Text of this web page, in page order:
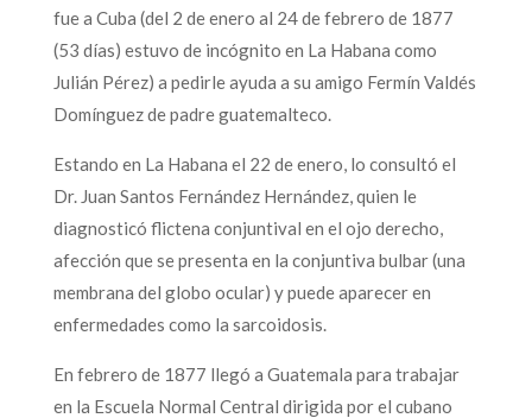
fue a Cuba (del 2 de enero al 24 de febrero de 1877
(53 días) estuvo de incógnito en La Habana como
Julián Pérez) a pedirle ayuda a su amigo Fermín Valdés
Domínguez de padre guatemalteco.
Estando en La Habana el 22 de enero, lo consultó el
Dr. Juan Santos Fernández Hernández, quien le
diagnosticó flictena conjuntival en el ojo derecho,
afección que se presenta en la conjuntiva bulbar (una
membrana del globo ocular) y puede aparecer en
enfermedades como la sarcoidosis.
En febrero de 1877 llegó a Guatemala para trabajar
en la Escuela Normal Central dirigida por el cubano